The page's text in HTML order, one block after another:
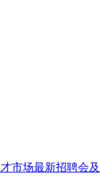
市场最新招聘会